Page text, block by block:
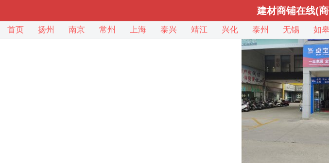
建材商铺在线(商
首页 扬州 南京 常州 上海 泰兴 靖江 兴化 泰州 无锡 如